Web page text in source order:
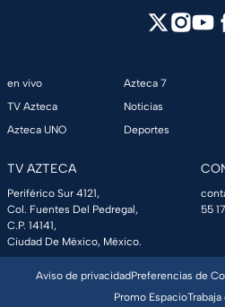
en vivo
TV Azteca
Azteca UNO
Azteca 7
Noticias
Deportes
TV AZTECA
Periférico Sur 4121,
Col. Fuentes Del Pedregal,
C.P. 14141,
Ciudad De México, México.
55
Aviso de privacidadPreferencias de
Promo Espacio